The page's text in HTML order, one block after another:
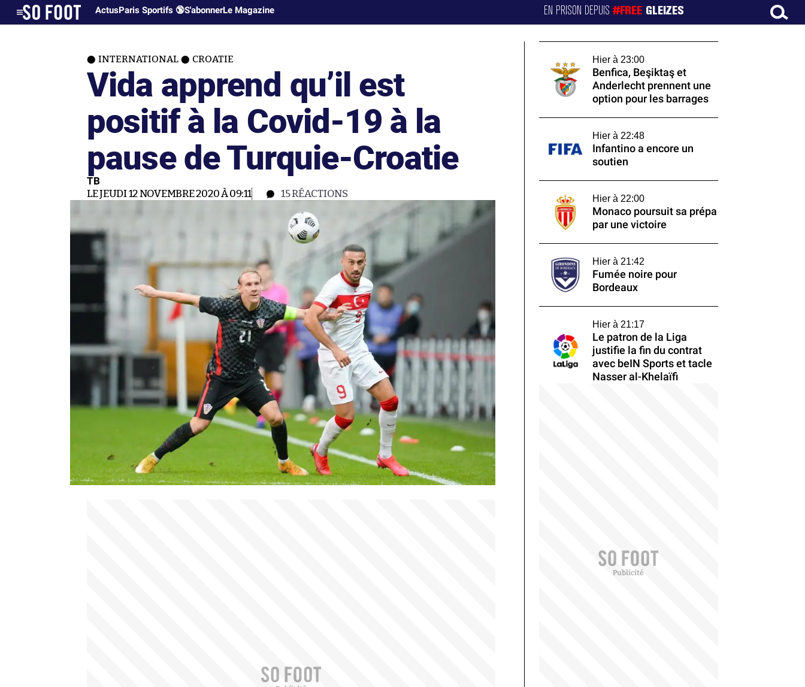
ActusParis Sportifs 🔞S'abonnerLe Magazine EN PRISON DEPUIS#FREE GLEIZES
INTERNATIONAL CROATIE
Vida apprend qu’il est
positif à la Covid-19 à la
pause de Turquie-Croatie
TB
LE JEUDI 12 NOVEMBRE 2020 À 09:11 15RÉACTIONS
Hier à 23:00
Benfica, Beşiktaş et
Anderlecht prennent une
option pour les barrages
Hier à 22:48
Infantino a encore un
soutien
Hier à 22:00
Monaco poursuit sa prépa
par une victoire
Hier à 21:42
Fumée noire pour
Bordeaux
Hier à 21:17
Le patron de la Liga
justifie la fin du contrat
avec beIN Sports et tacle
Nasser al-Khelaïfi